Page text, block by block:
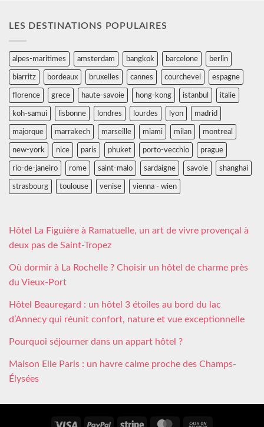
LES DESTINATIONS POPULAIRES
alpes-maritimes amsterdam bangkok barcelone berlin
biarritz bordeaux bruxelles cannes courchevel espagne
florence grece haute-savoie hong-kong istanbul italie
koh-samui lisbonne londres lourdes lyon madrid
majorque marrakech marseille miami milan montreal
new-york nice paris phuket porto-vecchio prague
rio-de-janeiro rome saint-malo sardaigne savoie shanghai
strasbourg toulouse venise vienna - wien
Hôtel La Figuière à Ramatuelle, un art de vivre provençal à
deux pas de Saint-Tropez
Où dormir à La Rochelle ? Choisir un hôtel de charme près
du Vieux-Port
Hôtel Beauregard : un hôtel 3 étoiles au bord du lac
d’Annecy qui réunit confort, nature et vue exceptionnelle
Pourquoi séjourner dans un appart hôtel ?
Maison Elle Paris : un havre calme proche des Champs-
Élysées
Visa PayPal Stripe MasterCard